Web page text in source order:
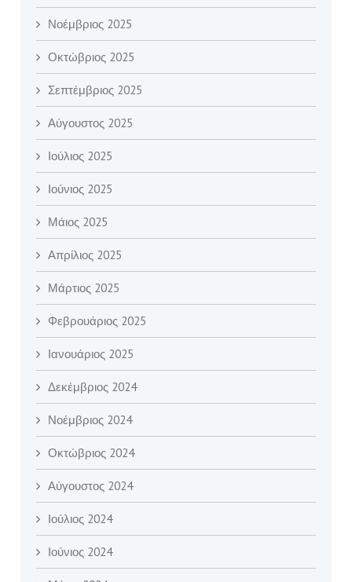
Νοέμβριος 2025
Οκτώβριος 2025
Σεπτέμβριος 2025
Αύγουστος 2025
Ιούλιος 2025
Ιούνιος 2025
Μάιος 2025
Απρίλιος 2025
Μάρτιος 2025
Φεβρουάριος 2025
Ιανουάριος 2025
Δεκέμβριος 2024
Νοέμβριος 2024
Οκτώβριος 2024
Αύγουστος 2024
Ιούλιος 2024
Ιούνιος 2024